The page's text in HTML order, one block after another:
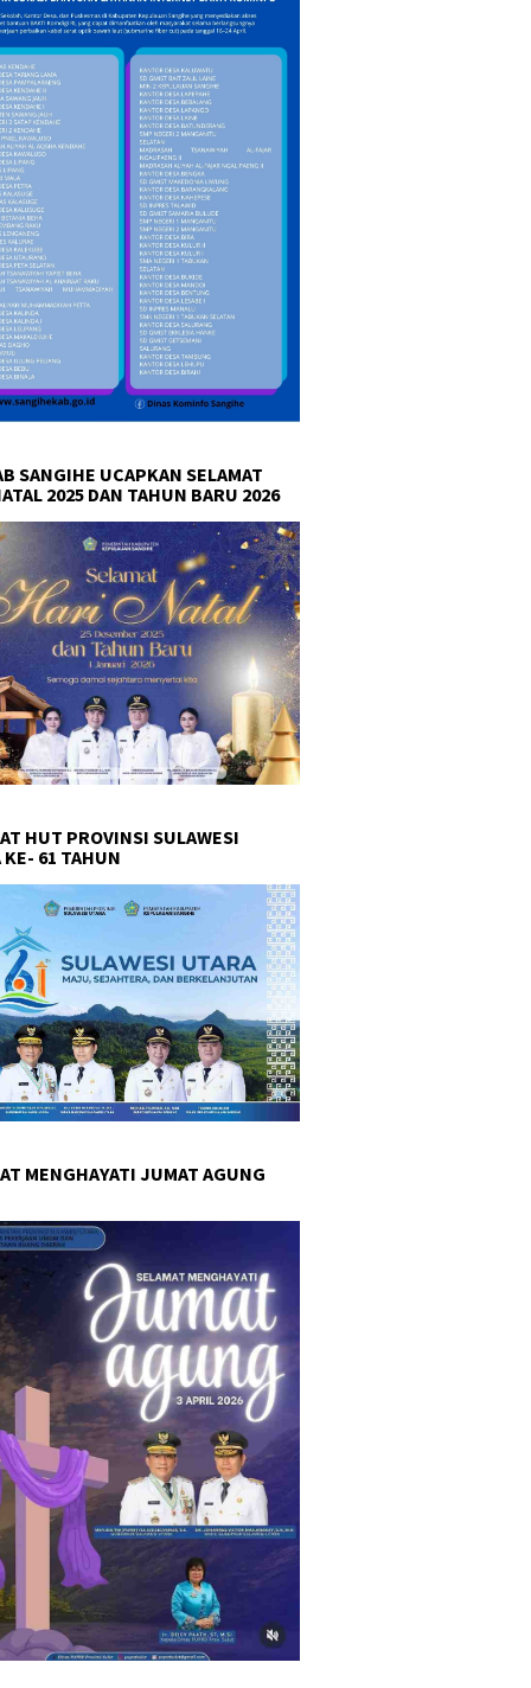
SANGIHE UCAPKAN SELAMAT
2025 DAN TAHUN BARU 2026
HUT PROVINSI SULAWESI
KE- 61 TAHUN
MENGHAYATI JUMAT AGUNG